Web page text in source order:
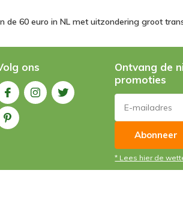
de 60 euro in NL met uitzondering groot
ons
Ontvang de
promoties
Abonneer
* Lees hier de